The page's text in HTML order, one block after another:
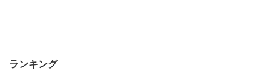
ランキング